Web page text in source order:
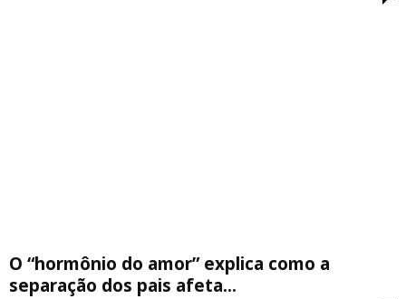
O “hormônio do amor” explica como a
separação dos pais afeta...